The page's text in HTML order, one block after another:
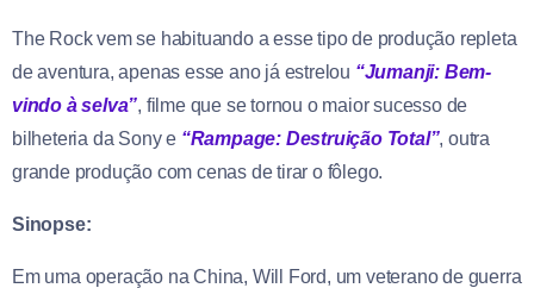
The Rock vem se habituando a esse tipo de produção repleta
de aventura, apenas esse ano já estrelou “Jumanji: Bem-
vindo à selva”, filme que se tornou o maior sucesso de
bilheteria da Sony e “Rampage: Destruição Total”, outra
grande produção com cenas de tirar o fôlego.
Sinopse:
Em uma operação na China, Will Ford, um veterano de guerra